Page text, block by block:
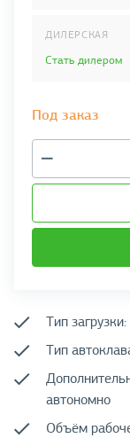
ДИЛЕРСКАЯ
Стать дилером
Под заказ
Тип
Тип
автономно
Объём